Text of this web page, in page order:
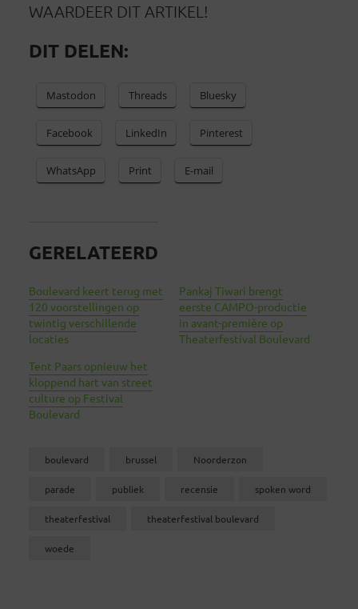
WAARDEER DIT ARTIKEL!
DIT DELEN:
Mastodon Threads Bluesky
Facebook LinkedIn Pinterest
WhatsApp Print E-mail
GERELATEERD
Boulevard keert terug met
120 voorstellingen op
twintig verschillende
locaties
Pankaj Tiwari brengt
eerste CAMPO-productie
in avant-première op
Theaterfestival Boulevard
Tent Paars opnieuw het
kloppend hart van street
culture op Festival
Boulevard
boulevard brussel Noorderzon
parade publiek recensie spoken word
theaterfestival theaterfestival boulevard
woede